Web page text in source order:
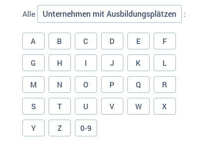
Alle Unternehmen mit Ausbildungsplätzen :
A B C D E F
G H I J K L
M N O P Q R
S T U V W X
Y Z 0-9